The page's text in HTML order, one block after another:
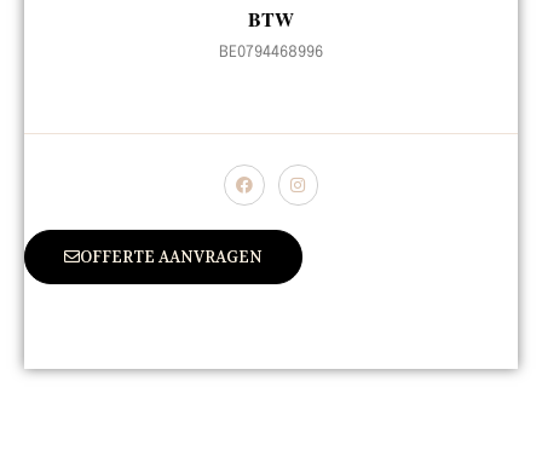
BTW
BE0794468996
OFFERTE AANVRAGEN